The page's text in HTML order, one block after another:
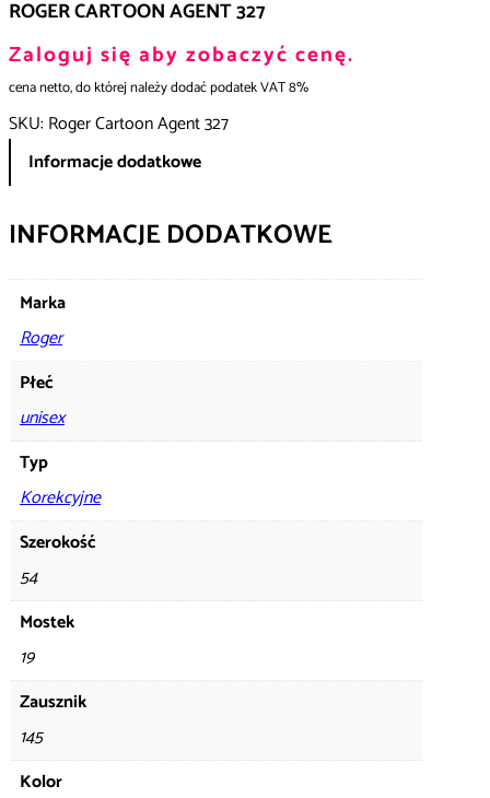
ROGER CARTOON AGENT 327
Zaloguj się aby zobaczyć cenę.
cena netto, do której należy dodać podatek VAT 8%
SKU: Roger Cartoon Agent 327
Informacje dodatkowe
INFORMACJE DODATKOWE
Marka
Roger
Płeć
unisex
Typ
Korekcyjne
Szerokość
54
Mostek
19
Zausznik
145
Kolor